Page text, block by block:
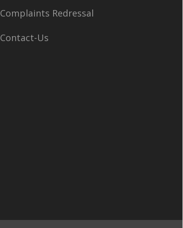
Complaints Redressal
Contact-Us